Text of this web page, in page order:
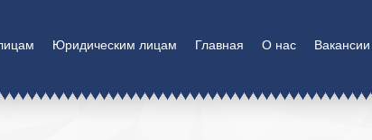
Юридическим лицам Главная О нас Вакансии